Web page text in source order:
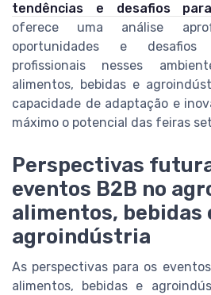
tendências e desafios
oferece uma análise
oportunidades e desafios
profissionais nesses
alimentos, bebidas e
capacidade de adaptação e
máximo o potencial das feiras
Perspectivas
eventos B2B no
alimentos, bebidas
agroindústria
As perspectivas para os
alimentos, bebidas e